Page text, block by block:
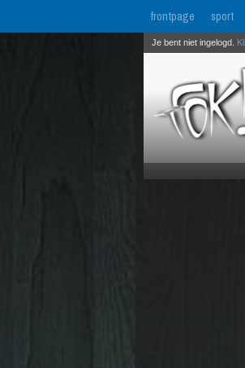
frontpage sport
Je bent niet ingelogd.